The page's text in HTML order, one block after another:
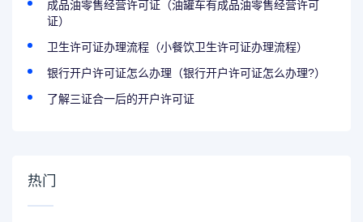
成品油零售经营许可证（油罐车有成品油零售经营许可
证）
卫生许可证办理流程（小餐饮卫生许可证办理流程）
银行开户许可证怎么办理（银行开户许可证怎么办理?）
了解三证合一后的开户许可证
热门